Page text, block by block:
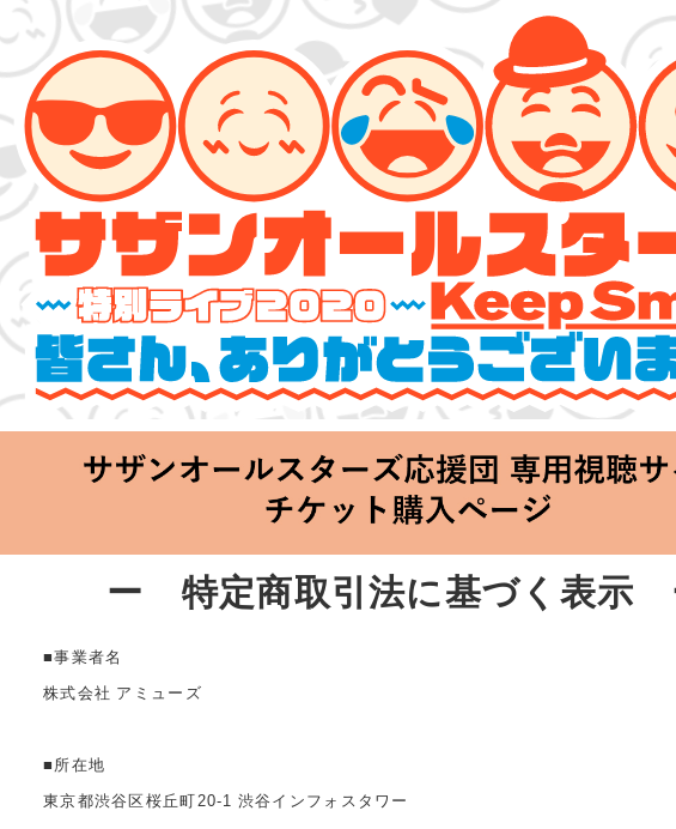
サザンオールスターズ 特別ライブ 2020
「Keep Smilin’～皆さん、ありがとうございます!!～」
2020.06.25 Thu 20:00 Start at 横浜アリーナ
ー 特定商取引法に基づく表示
■事業者名
株式会社 アミューズ
■所在地
東京都渋谷区桜丘町20-1 渋谷インフォスタワー